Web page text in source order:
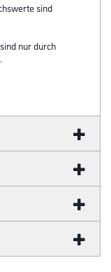
sind
nur durch